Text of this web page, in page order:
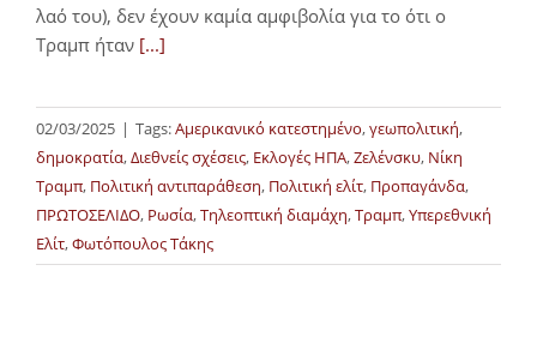
λαό του), δεν έχουν καμία αμφιβολία για το ότι ο
Τραμπ ήταν [...]
02/03/2025 | Tags:Αμερικανικό κατεστημένο,γεωπολιτική,
δημοκρατία,Διεθνείς σχέσεις, Εκλογές ΗΠΑ,Ζελένσκυ, Νίκη
Τραμπ, Πολιτική αντιπαράθεση, Πολιτική ελίτ, Προπαγάνδα,
ΠΡΩΤΟΣΕΛΙΔΟ, Ρωσία,Τηλεοπτική διαμάχη,Τραμπ,Υπερεθνική
Ελίτ,Φωτόπουλος Τάκης